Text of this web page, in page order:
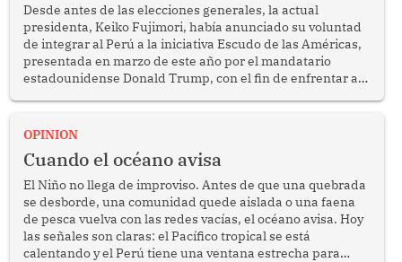
Desde antes de las elecciones generales, la actual
presidenta, Keiko Fujimori, había anunciado su voluntad
de integrar al Perú a la iniciativa Escudo de las Américas,
presentada en marzo de este año por el mandatario
estadounidense Donald Trump, con el fin de enfrentar al
OPINION
Cuando el océano avisa
El Niño no llega de improviso. Antes de que una quebrada
se desborde, una comunidad quede aislada o una faena
de pesca vuelva con las redes vacías, el océano avisa. Hoy
las señales son claras: el Pacífico tropical se está
calentando y el Perú tiene una ventana estrecha para